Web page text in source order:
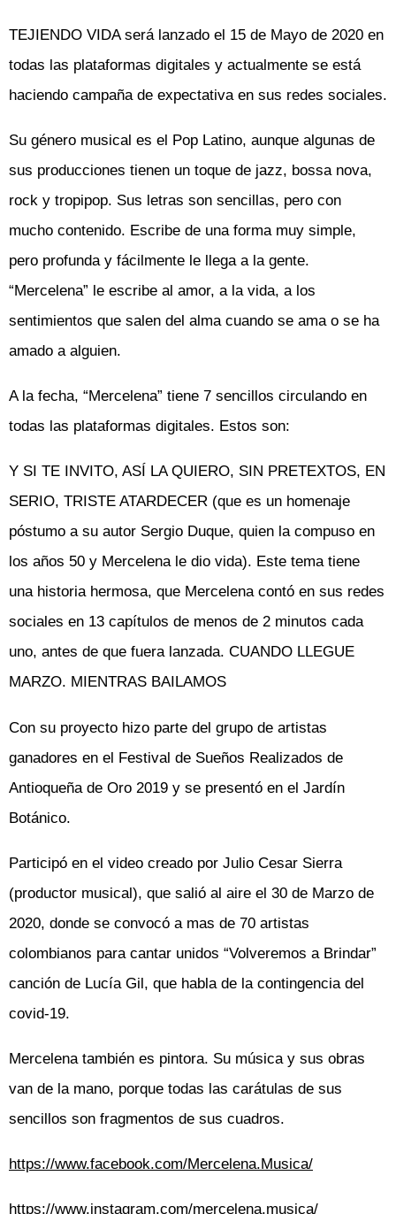
TEJIENDO VIDA será lanzado el 15 de Mayo de 2020 en
todas las plataformas digitales y actualmente se está
haciendo campaña de expectativa en sus redes sociales.
Su género musical es el Pop Latino, aunque algunas de
sus producciones tienen un toque de jazz, bossa nova,
rock y tropipop. Sus letras son sencillas, pero con
mucho contenido. Escribe de una forma muy simple,
pero profunda y fácilmente le llega a la gente.
“Mercelena” le escribe al amor, a la vida, a los
sentimientos que salen del alma cuando se ama o se ha
amado a alguien.
A la fecha, “Mercelena” tiene 7 sencillos circulando en
todas las plataformas digitales. Estos son:
Y SI TE INVITO, ASÍ LA QUIERO, SIN PRETEXTOS, EN
SERIO, TRISTE ATARDECER (que es un homenaje
póstumo a su autor Sergio Duque, quien la compuso en
los años 50 y Mercelena le dio vida). Este tema tiene
una historia hermosa, que Mercelena contó en sus redes
sociales en 13 capítulos de menos de 2 minutos cada
uno, antes de que fuera lanzada. CUANDO LLEGUE
MARZO. MIENTRAS BAILAMOS
Con su proyecto hizo parte del grupo de artistas
ganadores en el Festival de Sueños Realizados de
Antioqueña de Oro 2019 y se presentó en el Jardín
Botánico.
Participó en el video creado por Julio Cesar Sierra
(productor musical), que salió al aire el 30 de Marzo de
2020, donde se convocó a mas de 70 artistas
colombianos para cantar unidos “Volveremos a Brindar”
canción de Lucía Gil, que habla de la contingencia del
covid-19.
Mercelena también es pintora. Su música y sus obras
van de la mano, porque todas las carátulas de sus
sencillos son fragmentos de sus cuadros.
https://www.facebook.com/Mercelena.Musica/
https://www.instagram.com/mercelena.musica/